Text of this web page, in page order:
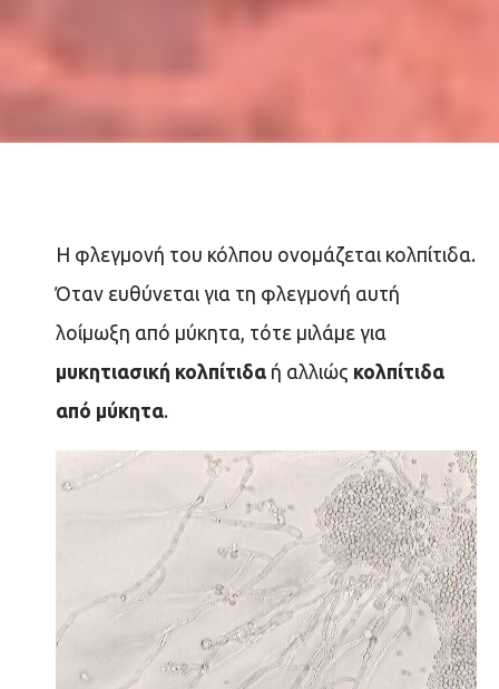
Η φλεγμονή του κόλπου ονομάζεται κολπίτιδα.
Όταν ευθύνεται για τη φλεγμονή αυτή
λοίμωξη από μύκητα, τότε μιλάμε για
μυκητιασική κολπίτιδα ή αλλιώς κολπίτιδα
από μύκητα.